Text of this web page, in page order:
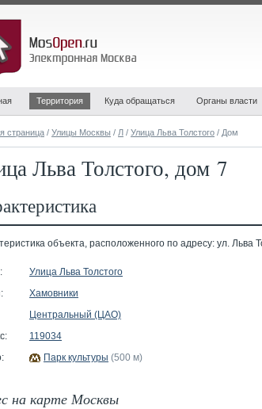
Территория Куда обращаться Органы власти
страница / Улицы Москвы / Л / Улица Льва Толстого / Дом
Льва Толстого, дом 7
объекта, расположенного по адресу: ул. Льва
Улица Льва Толстого
Хамовники
Центральный (ЦАО)
119034
Парк культуры (500 м)
на карте Москвы